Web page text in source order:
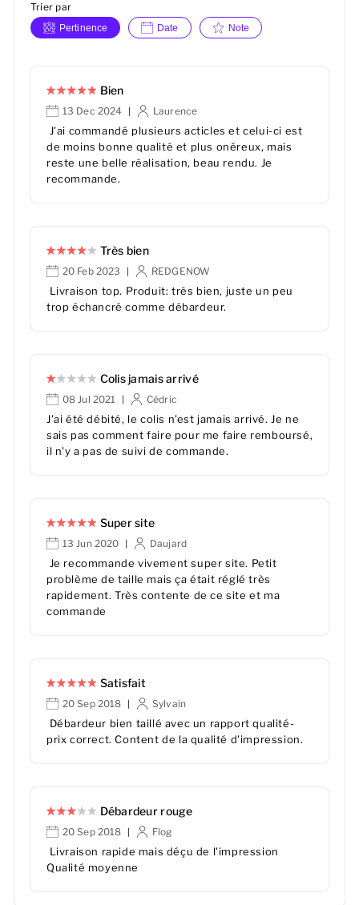
Trier par
Pertinence Date Note
Bien
13 Dec 2024 | Laurence
J'ai commandé plusieurs acticles et celui-ci est
de moins bonne qualité et plus onéreux, mais
reste une belle réalisation, beau rendu. Je
recommande.
Très bien
20 Feb 2023 | REDGENOW
Livraison top. Produit: très bien, juste un peu
trop échancré comme débardeur.
Colis jamais arrivé
08 Jul 2021 | Cédric
J'ai été débité, le colis n'est jamais arrivé. Je ne
sais pas comment faire pour me faire remboursé,
il n'y a pas de suivi de commande.
Super site
13 Jun 2020 | Daujard
Je recommande vivement super site. Petit
problème de taille mais ça était réglé très
rapidement. Très contente de ce site et ma
commande
Satisfait
20 Sep 2018 | Sylvain
Débardeur bien taillé avec un rapport qualité-
prix correct. Content de la qualité d'impression.
Débardeur rouge
20 Sep 2018 | Flog
Livraison rapide mais déçu de l'impression
Qualité moyenne